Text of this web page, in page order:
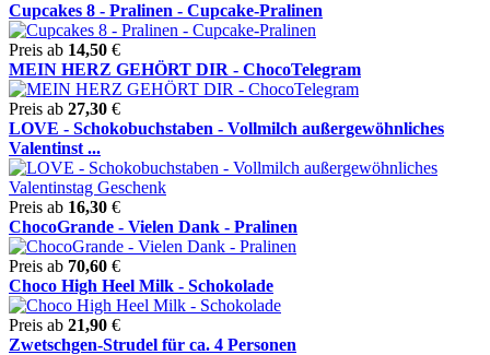
Cupcakes 8 - Pralinen - Cupcake-Pralinen
Preis ab 14,50 €
MEIN HERZ GEHÖRT DIR - ChocoTelegram
Preis ab 27,30 €
LOVE - Schokobuchstaben - Vollmilch außergewöhnliches
Valentinst ...
Preis ab 16,30 €
ChocoGrande - Vielen Dank - Pralinen
Preis ab 70,60 €
Choco High Heel Milk - Schokolade
Preis ab 21,90 €
Zwetschgen-Strudel für ca. 4 Personen